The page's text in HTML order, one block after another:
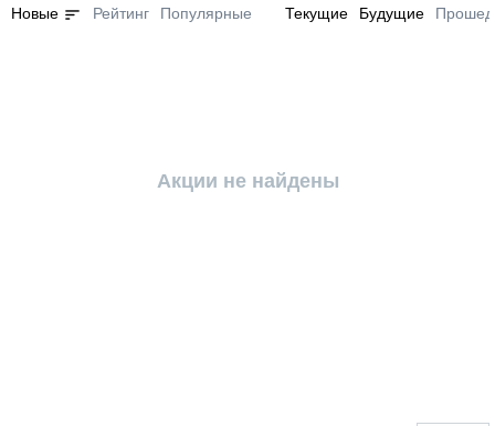
Новые sort Рейтинг Популярные Текущие Будущие
Акции не найдены